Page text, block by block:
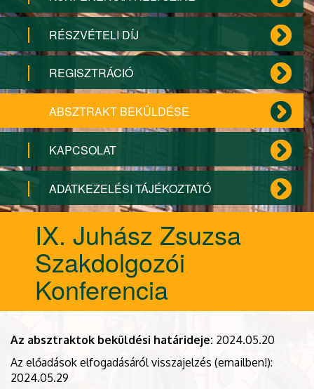
RÉSZVÉTELI DÍJ
REGISZTRÁCIÓ
ABSZTRAKT BEKÜLDÉSE
KAPCSOLAT
ADATKEZELÉSI TÁJÉKOZTATÓ
IX. Juhász Zsuzsa
Szakdolgozói
Konferencia
Az absztraktok beküldési határideje: 2024.05.20
Az előadások elfogadásáról visszajelzés (emailben!):
2024.05.29